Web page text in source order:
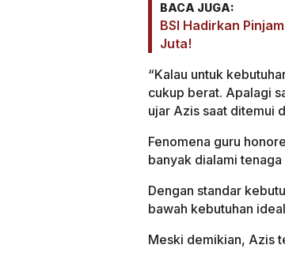
BACA JUGA:
BSI Hadirkan
Juta!
“Kalau untuk
cukup berat. Apalagi
ujar Azis saat ditemui
Fenomena guru
banyak dialami
Dengan standar
bawah kebutuhan
Meski demikian, Azis